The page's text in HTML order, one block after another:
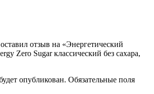
отзыв на «Энергетический
Zero Sugar классический без сахара,
опубликован. Обязательные поля